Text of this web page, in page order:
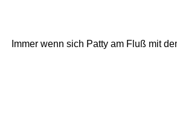
Immer wenn sich Patty am Fluß mit